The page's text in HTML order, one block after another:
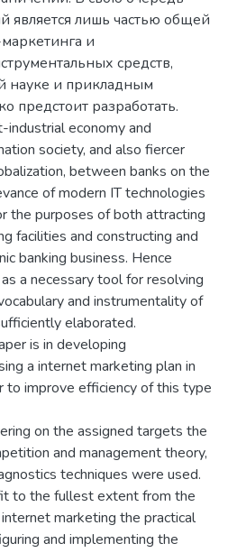
является лишь частью общей
и
средств,
науке и прикладным
предстоит разработать.
economy and
society, and also fiercer
between banks on the
of modern IT technologies
the purposes of both attracting
facilities and constructing and
banking business. Hence
a necessary tool for resolving
and instrumentality of
elaborated.
is in developing
a internet marketing plan in
to improve efficiency of this type
on the assigned targets the
and management theory,
techniques were used.
to the fullest extent from the
marketing the practical
and implementing the